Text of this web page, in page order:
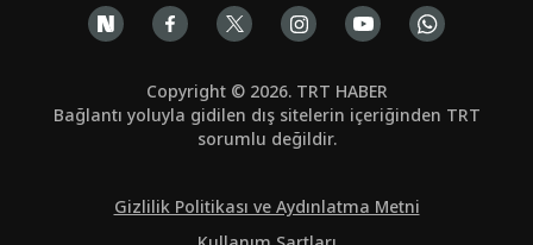
Copyright © 2026. TRT HABER
Bağlantı yoluyla gidilen dış sitelerin içeriğinden TRT
sorumlu değildir.
Gizlilik Politikası ve Aydınlatma Metni